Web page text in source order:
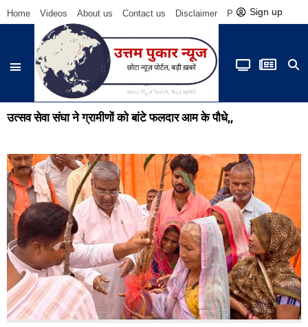
Home Videos About us Contact us Disclaimer Privacy Policy
Sign up
उत्सव सेवा संघा ने ग्रामीणों को बांटे फलदार आम के पौधे,,